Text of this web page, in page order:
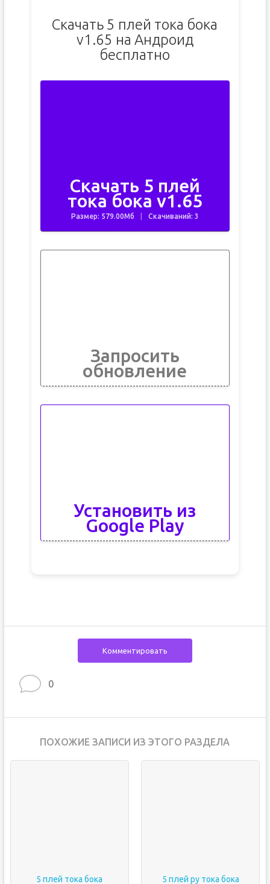
Скачать 5 плей тока бока
v1.65 на Андроид
бесплатно
Скачать 5 плей
тока бока v1.65
Размер: 579.00Мб Скачиваний: 3
Запросить
обновление
Установить из
Google Play
Комментировать
0
ПОХОЖИЕ ЗАПИСИ ИЗ ЭТОГО РАЗДЕЛА
5 плей тока бока 5 плей ру тока бока